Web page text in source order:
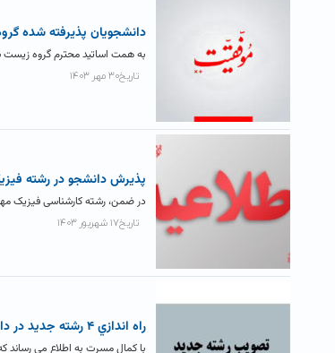
دانشجويان پذيرفته شده گروه زيست شناسي در۲۹مين
به همت اساتید محترم گروه زیست
تاریخ۳۰ مهر ۱۴۰۳
پذیرش دانشجو در رشته
در ضمن، رشته کارشناسی فیزیک مهندسی (گرایش اپتیک
تاریخ۱۷ شهریور ۱۴۰۳
راه اندازي ۴ رشته جديد در دانشکده علوم پایه
با کمال مسرت به اطلاع می رساند که